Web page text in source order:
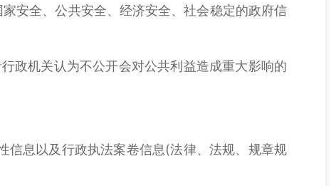
安全、公共安全、经济安全、社会稳定的政府信
机关认为不公开会对公共利益造成重大影响的
息以及行政执法案卷信息(法律、法规、规章规